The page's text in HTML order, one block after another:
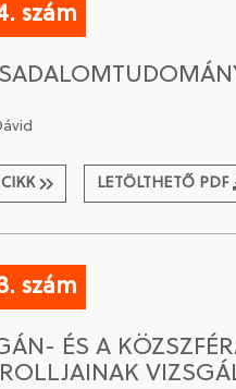
szám
LETÖLTHETŐ PDF
szám
ÉS A